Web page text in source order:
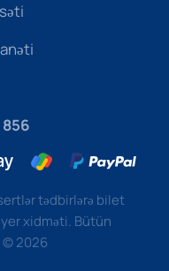
856
tədbirlərə bilet
xidməti. Bütün
©2026